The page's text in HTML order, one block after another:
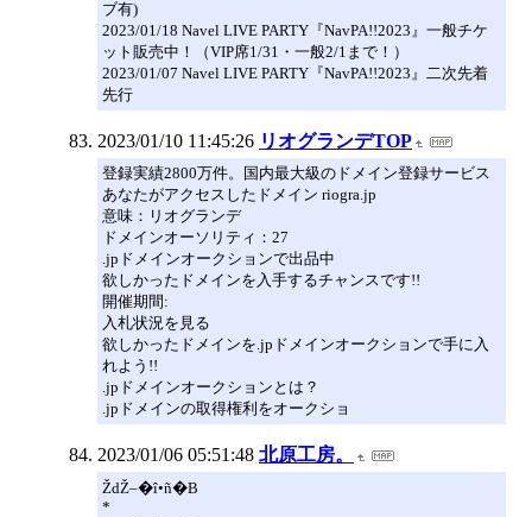
ブ有)
2023/01/18 Navel LIVE PARTY『NavPA!!2023』一般チケ
ット販売中！（VIP席1/31・一般2/1まで！）
2023/01/07 Navel LIVE PARTY『NavPA!!2023』二次先着
先行
2023/01/10 11:45:26 リオグランデTOP
登録実績2800万件。国内最大級のドメイン登録サービス
あなたがアクセスしたドメイン riogra.jp
意味：リオグランデ
ドメインオーソリティ：27
.jpドメインオークションで出品中
欲しかったドメインを入手するチャンスです!!
開催期間:
入札状況を見る
欲しかったドメインを.jpドメインオークションで手に入
れよう!!
.jpドメインオークションとは？
.jpドメインの取得権利をオークショ
2023/01/06 05:51:48 北原工房。
ŽdŽ–�î•ñ�B
*